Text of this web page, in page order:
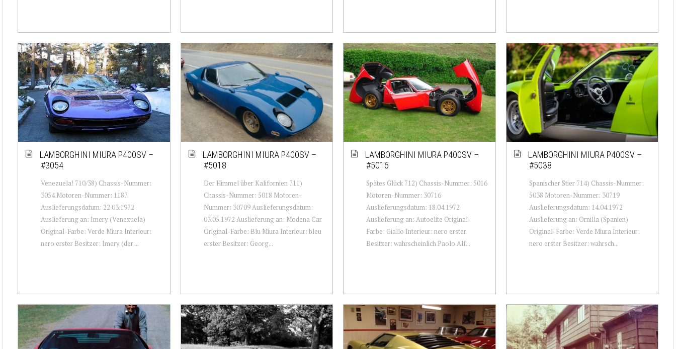
LAMBORGHINI MIURA P400SV –
#3054
Venezuela! 710/38) Chassis-Nummer:
3054 Motoren-Nummer: 1187
Auslieferungsdatum: 22.03.1972
Auslieferung an: Imery (Venezuela)
Original-Farbe: Verde Miura Interieur:
nero erster Besitzer: Imery (der ...
LAMBORGHINI MIURA P400SV –
#5018
Der Himmel über Kalifornien 711)
Chassis-Nummer: 5018 Motoren-
Nummer: 30709 Auslieferungsdatum:
03.05.1972 Auslieferung an: Modena Car
Original-Farbe: Blu Miura Interieur: bleu
erster Besitzer: Georg...
LAMBORGHINI MIURA P400SV –
#5016
Spätes Glück 712) Chassis-Nummer: 5016
Motoren-Nummer: 30716
Auslieferungsdatum: 18.04.1972
Auslieferung an: Autoelite Original-
Farbe: Giallo Interieur: nero erster
Besitzer: wahrscheinlich Paolo Alf...
LAMBORGHINI MIURA P400SV –
#5038
Spanischer Stier 714) Chassis-Nummer:
5038 Motoren-Nummer: 30719
Auslieferungsdatum: 14.04.1972
Auslieferung an: Ornilla (Spanien)
Original-Farbe: Verde Miura Interieur:
nero erster Besitzer: wahrsch...